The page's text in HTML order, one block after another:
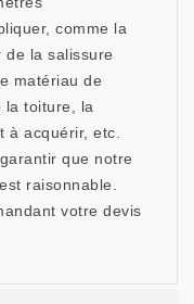
comme la
de la salissure
matériau de
la toiture, la
à acquérir, etc.
que notre
raisonnable.
votre devis